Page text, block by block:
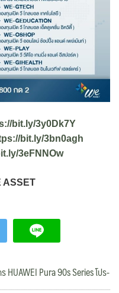
bit.ly/3y0Dk7Y
bit.ly/3bn0agh
3eFNNOw
HUAWEI Pura 90s Series โปร-